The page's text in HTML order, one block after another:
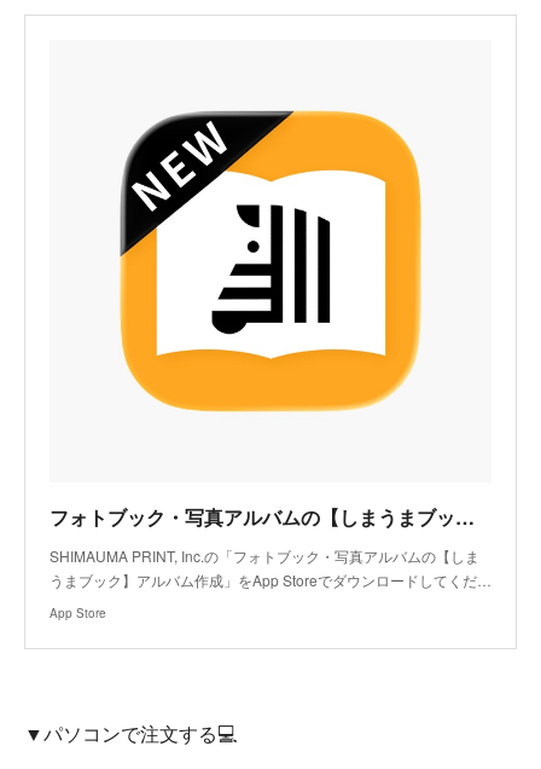
フォトブック・写真アルバムの【しまうまブック】アルバム作成アプリ - App Store
SHIMAUMA PRINT, Inc.の「フォトブック・写真アルバムの【しま
うまブック】アルバム作成」をApp Storeでダウンロードしてくだ…
App Store
▼パソコンで注文する💻